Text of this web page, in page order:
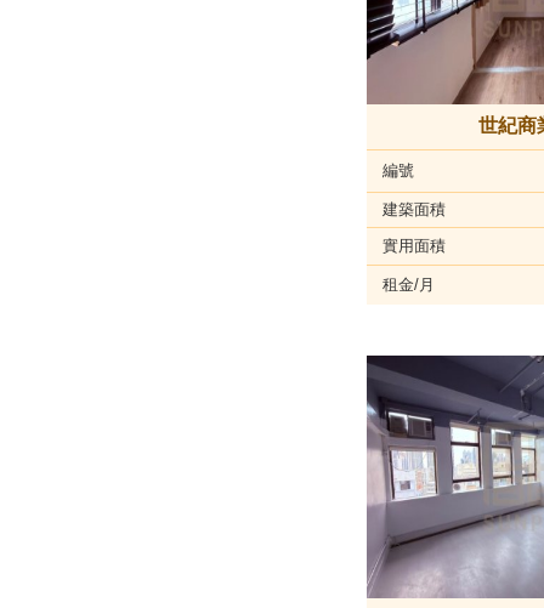
世紀商
編號
建築面積
實用面積
租金/月